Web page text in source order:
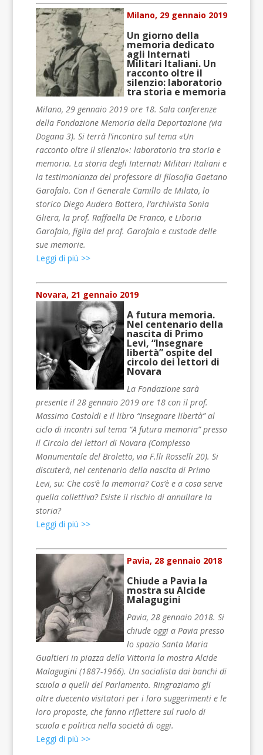
Milano, 29 gennaio 2019
Un giorno della
memoria dedicato
agli Internati
Militari Italiani. Un
racconto oltre il
silenzio: laboratorio
tra storia e memoria
Milano, 29 gennaio 2019 ore 18. Sala conferenze
della Fondazione Memoria della Deportazione (via
Dogana 3). Si terrà l’incontro sul tema «Un
racconto oltre il silenzio»: laboratorio tra storia e
memoria. La storia degli Internati Militari Italiani e
la testimonianza del professore di filosofia Gaetano
Garofalo. Con il Generale Camillo de Milato, lo
storico Diego Audero Bottero, l’archivista Sonia
Gliera, la prof. Raffaella De Franco, e Liboria
Garofalo, figlia del prof. Garofalo e custode delle
sue memorie.
Leggi di più >>
Novara, 21 gennaio 2019
A futura memoria.
Nel centenario della
nascita di Primo
Levi, “Insegnare
libertà” ospite del
circolo dei lettori di
Novara
La Fondazione sarà
presente il 28 gennaio 2019 ore 18 con il prof.
Massimo Castoldi e il libro “Insegnare libertà” al
ciclo di incontri sul tema “A futura memoria” presso
il Circolo dei lettori di Novara (Complesso
Monumentale del Broletto, via F.lli Rosselli 20). Si
discuterà, nel centenario della nascita di Primo
Levi, su: Che cos’è la memoria? Cos’è e a cosa serve
quella collettiva? Esiste il rischio di annullare la
storia?
Leggi di più >>
Pavia, 28 gennaio 2018
Chiude a Pavia la
mostra su Alcide
Malagugini
Pavia, 28 gennaio 2018. Si
chiude oggi a Pavia presso
lo spazio Santa Maria
Gualtieri in piazza della Vittoria la mostra Alcide
Malagugini (1887-1966). Un socialista dai banchi di
scuola a quelli del Parlamento. Ringraziamo gli
oltre duecento visitatori per i loro suggerimenti e le
loro proposte, che fanno riflettere sul ruolo di
scuola e politica nella società di oggi.
Leggi di più >>